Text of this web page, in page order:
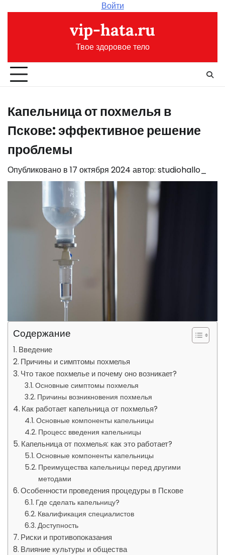
Войти
vip-hata.ru
Твое здоровое тело
Капельница от похмелья в
Пскове: эффективное решение
проблемы
Опубликовано в 17 октября 2024 автор: studiohallo_
Содержание
Введение
Причины и симптомы похмелья
Что такое похмелье и почему оно возникает?
Основные симптомы похмелья
Причины возникновения похмелья
Как работает капельница от похмелья?
Основные компоненты капельницы
Процесс введения капельницы
Капельница от похмелья: как это работает?
Основные компоненты капельницы
Преимущества капельницы перед другими
методами
Особенности проведения процедуры в Пскове
Где сделать капельницу?
Квалификация специалистов
Доступность
Риски и противопоказания
Влияние культуры и общества